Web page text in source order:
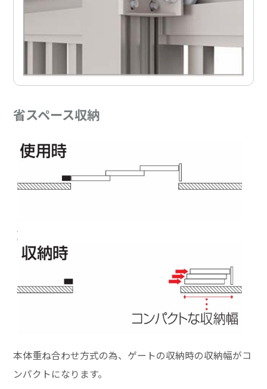
省スペース収納
本体重ね合わせ方式の為、ゲートの収納時の収納幅がコ
ンパクトになります。